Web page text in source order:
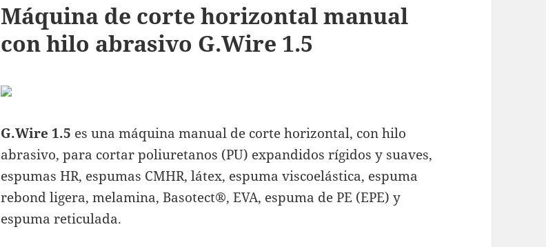
Máquina de corte horizontal manual
con hilo abrasivo G.Wire 1.5
G.Wire 1.5 es una máquina manual de corte horizontal, con hilo
abrasivo, para cortar poliuretanos (PU) expandidos rígidos y suaves,
espumas HR, espumas CMHR, látex, espuma viscoelástica, espuma
rebond ligera, melamina, Basotect®, EVA, espuma de PE (EPE) y
espuma reticulada.